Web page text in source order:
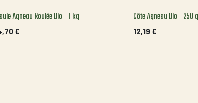
Agneau Roulée Bio - 1 kg
€
Côte Agneau Bio - 250 g
12,19 €